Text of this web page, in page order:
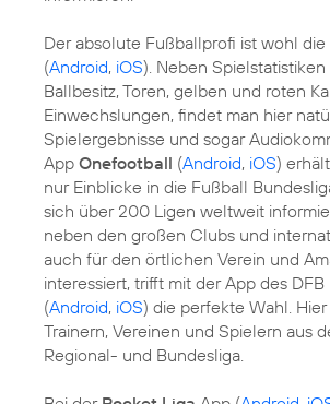
Der absolute Fußballprofi ist wohl die
(Android, iOS). Neben
Ballbesitz, Toren, gelben und roten
Einwechslungen, findet man hier
Spielergebnisse und sogar
App Onefootball (Android, iOS)
nur Einblicke in die Fußball
sich über 200 Ligen weltweit
neben den großen Clubs und
auch für den örtlichen Verein und
interessiert, trifft mit der App des DFB
(Android, iOS) die perfekte Wahl.
Trainern, Vereinen und Spielern aus
Regional- und Bundesliga.